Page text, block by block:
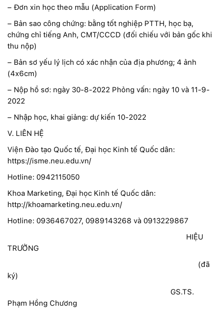
– Đơn xin học theo mẫu (Application Form)
– Bản sao công chứng: bằng tốt nghiệp PTTH, học bạ,
chứng chỉ tiếng Anh, CMT/CCCD (đối chiếu với bản gốc khi
thu nộp)
– Bản sơ yếu lý lịch có xác nhận của địa phương; 4 ảnh
(4x6cm)
– Nộp hồ sơ: ngày 30-8-2022 Phỏng vấn: ngày 10 và 11-9-
2022
– Nhập học, khai giảng: dự kiến 10-2022
V. LIÊN HỆ
Viện Đào tạo Quốc tế, Đại học Kinh tế Quốc dân:
https://isme.neu.edu.vn/
Hotline: 0942115050
Khoa Marketing, Đại học Kinh tế Quốc dân:
http://khoamarketing.neu.edu.vn/
Hotline: 0936467027, 0989143268 và 0913229867
HIỆU
TRƯỞNG
(đã
ký)
GS.TS.
Phạm Hồng Chương